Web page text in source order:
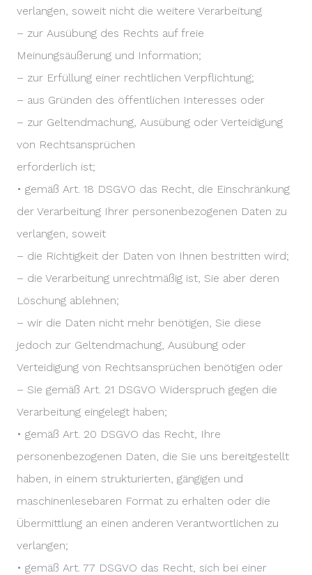
verlangen, soweit nicht die weitere Verarbeitung
– zur Ausübung des Rechts auf freie
Meinungsäußerung und Information;
– zur Erfüllung einer rechtlichen Verpflichtung;
– aus Gründen des öffentlichen Interesses oder
– zur Geltendmachung, Ausübung oder Verteidigung
von Rechtsansprüchen
erforderlich ist;
• gemäß Art. 18 DSGVO das Recht, die Einschränkung
der Verarbeitung Ihrer personenbezogenen Daten zu
verlangen, soweit
– die Richtigkeit der Daten von Ihnen bestritten wird;
– die Verarbeitung unrechtmäßig ist, Sie aber deren
Löschung ablehnen;
– wir die Daten nicht mehr benötigen, Sie diese
jedoch zur Geltendmachung, Ausübung oder
Verteidigung von Rechtsansprüchen benötigen oder
– Sie gemäß Art. 21 DSGVO Widerspruch gegen die
Verarbeitung eingelegt haben;
• gemäß Art. 20 DSGVO das Recht, Ihre
personenbezogenen Daten, die Sie uns bereitgestellt
haben, in einem strukturierten, gängigen und
maschinenlesebaren Format zu erhalten oder die
Übermittlung an einen anderen Verantwortlichen zu
verlangen;
• gemäß Art. 77 DSGVO das Recht, sich bei einer